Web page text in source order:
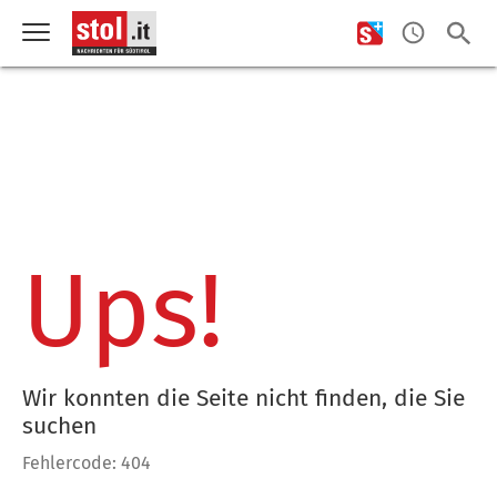
Ups!
Wir konnten die Seite nicht finden, die Sie
suchen
Fehlercode: 404